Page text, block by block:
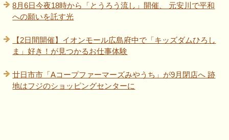
8月6日今夜18時から「とうろう流し」開催、 元安川で平和
への願いを託す光
【2日間開催】イオンモール広島府中で「キッズダムひろし
ま」好き！が見つかるお仕事体験
廿日市市「Aコープファーマーズみやうち」が9月閉店へ 跡
地はフジのショッピングセンターに